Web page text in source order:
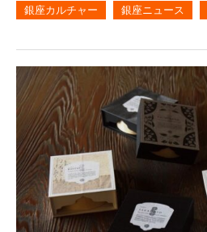
ブックマーク
銀座カルチャー 銀座ニュース